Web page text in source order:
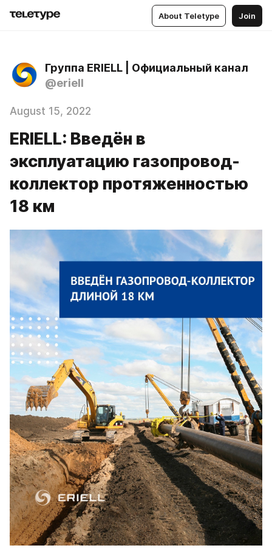
About Teletype Join
Группа ERIELL | Официальный канал
@eriell
August 15, 2022
ERIELL: Введён в
эксплуатацию газопровод-
коллектор протяженностью
18 км